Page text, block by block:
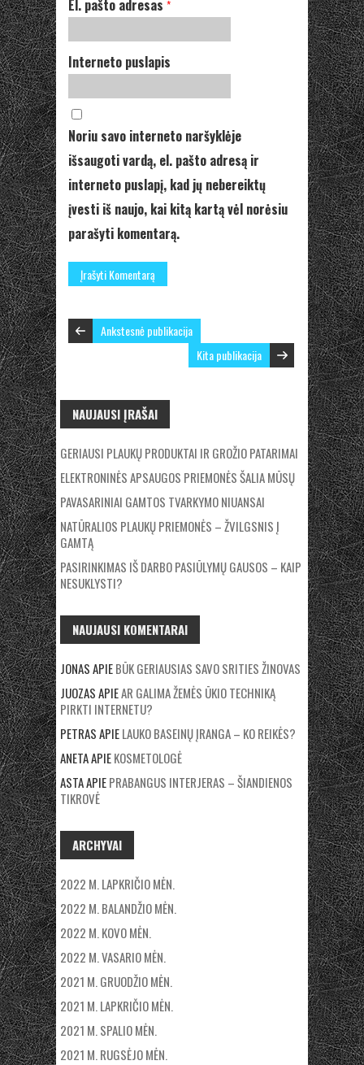
El. pašto adresas *
Interneto puslapis
Noriu savo interneto naršyklėje
išsaugoti vardą, el. pašto adresą ir
interneto puslapį, kad jų nebereiktų
įvesti iš naujo, kai kitą kartą vėl norėsiu
parašyti komentarą.
Ankstesnė publikacija
Kita publikacija
NAUJAUSI ĮRAŠAI
GERIAUSI PLAUKŲ PRODUKTAI IR GROŽIO PATARIMAI
ELEKTRONINĖS APSAUGOS PRIEMONĖS ŠALIA MŪSŲ
PAVASARINIAI GAMTOS TVARKYMO NIUANSAI
NATŪRALIOS PLAUKŲ PRIEMONĖS – ŽVILGSNIS Į
GAMTĄ
PASIRINKIMAS IŠ DARBO PASIŪLYMŲ GAUSOS – KAIP
NESUKLYSTI?
NAUJAUSI KOMENTARAI
JONASAPIEBŪK GERIAUSIAS SAVO SRITIES ŽINOVAS
JUOZASAPIEAR GALIMA ŽEMĖS ŪKIO TECHNIKĄ
PIRKTI INTERNETU?
PETRASAPIELAUKO BASEINŲ ĮRANGA – KO REIKĖS?
ANETAAPIEKOSMETOLOGĖ
ASTAAPIEPRABANGUS INTERJERAS – ŠIANDIENOS
TIKROVĖ
ARCHYVAI
2022 M. LAPKRIČIO MĖN.
2022 M. BALANDŽIO MĖN.
2022 M. KOVO MĖN.
2022 M. VASARIO MĖN.
2021 M. GRUODŽIO MĖN.
2021 M. LAPKRIČIO MĖN.
2021 M. SPALIO MĖN.
2021 M. RUGSĖJO MĖN.